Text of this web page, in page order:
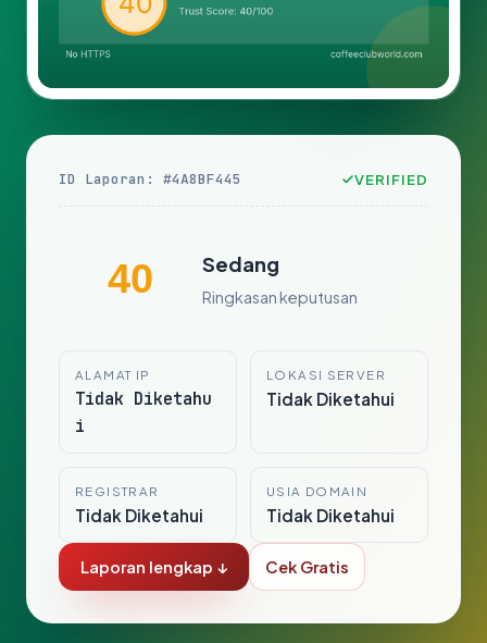
ID Laporan: #4A8BF445 VERIFIED
40 Sedang
Ringkasan keputusan
ALAMAT IP
Tidak Diketahu
i
LOKASI SERVER
Tidak Diketahui
REGISTRAR
Tidak Diketahui
USIA DOMAIN
Tidak Diketahui
Laporan lengkap ↓ Cek Gratis